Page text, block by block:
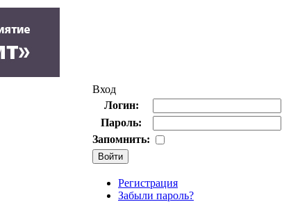
Вход
Логин:
Пароль:
Запомнить:
Регистрация
Забыли пароль?